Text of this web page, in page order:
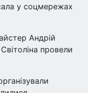
у соцмережах
Андрій
провели